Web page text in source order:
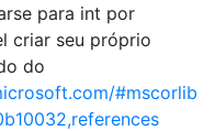
para int por
criar seu próprio
do
#mscorlib